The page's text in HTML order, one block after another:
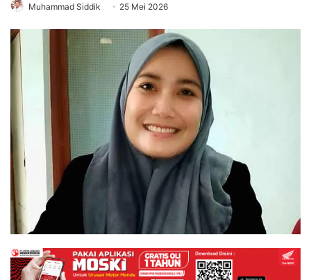
Muhammad Siddik 25 Mei 2026